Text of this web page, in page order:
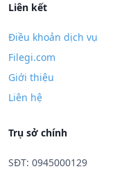
Liên kết
Điều khoản dịch vụ
Filegi.com
Giới thiệu
Liên hệ
Trụ sở chính
SĐT: 0945000129